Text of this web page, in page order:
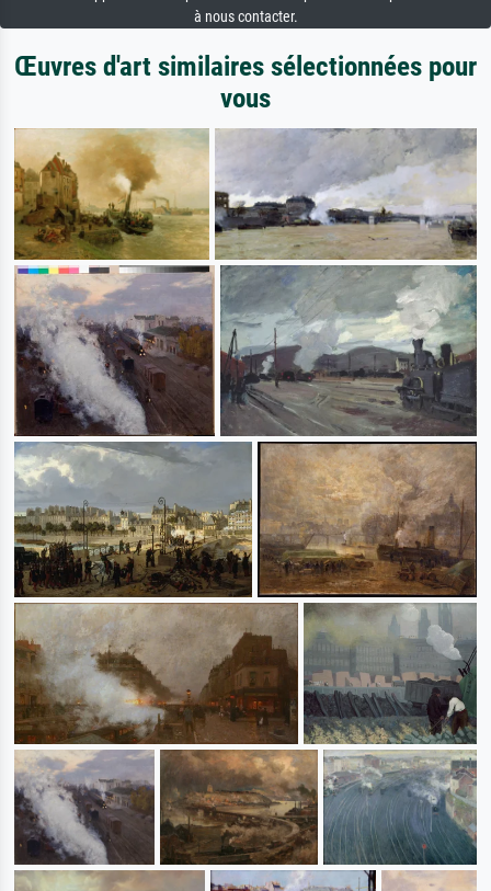
à nous contacter.
Œuvres d'art similaires sélectionnées pour
vous